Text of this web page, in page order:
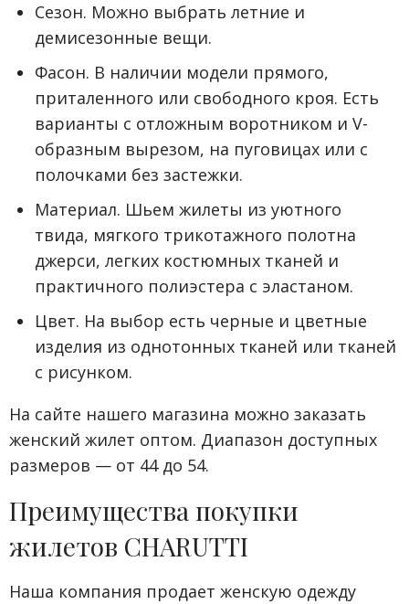
Сезон. Можно выбрать летние и
демисезонные вещи.
Фасон. В наличии модели прямого,
приталенного или свободного кроя. Есть
варианты с отложным воротником и V-
образным вырезом, на пуговицах или с
полочками без застежки.
Материал. Шьем жилеты из уютного
твида, мягкого трикотажного полотна
джерси, легких костюмных тканей и
практичного полиэстера с эластаном.
Цвет. На выбор есть черные и цветные
изделия из однотонных тканей или тканей
с рисунком.
На сайте нашего магазина можно заказать
женский жилет оптом. Диапазон доступных
размеров — от 44 до 54.
Преимущества покупки
жилетов CHARUTTI
Наша компания продает женскую одежду